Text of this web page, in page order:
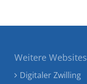
Weitere Websites
Digitaler Zwilling